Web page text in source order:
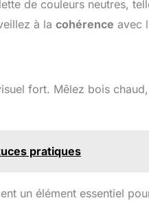
de couleurs neutres,
à la cohérence avec
fort. Mêlez bois
pratiques
un élément essentiel